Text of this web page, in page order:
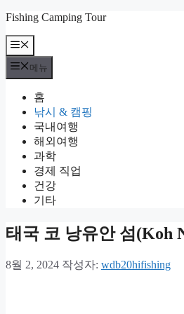
컨
츠
로
건
Fishing Camping Tour
메
뉴
메뉴
홈
낚시 & 캠핑
국내여행
해외여행
과학
경제 직업
건강
기타
태국 코 낭유안 섬(Koh
8월 2, 2024 작성자: wdb20hifishing